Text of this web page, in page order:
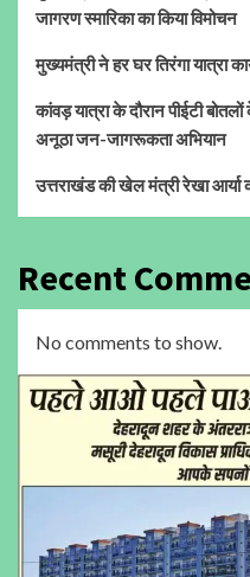
जागरण स्मारिका का किया विमोचन
मुख्यमंत्री ने हर घर तिरंगा यात्रा
कांवड़ यात्रा के दौरान पीईटी
अनूठा जन-जागरूकता अभियान
उत्तराखंड की खेल मंत्री रेखा
Recent
No comments to show.